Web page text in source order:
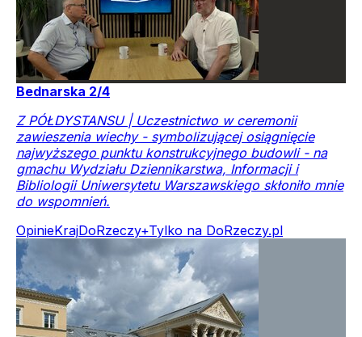
Bednarska 2/4
Z PÓŁDYSTANSU | Uczestnictwo w ceremonii
zawieszenia wiechy - symbolizującej osiągnięcie
najwyższego punktu konstrukcyjnego budowli - na
gmachu Wydziału Dziennikarstwa, Informacji i
Bibliologii Uniwersytetu Warszawskiego skłoniło mnie
do wspomnień.
OpinieKrajDoRzeczy+Tylko na DoRzeczy.pl